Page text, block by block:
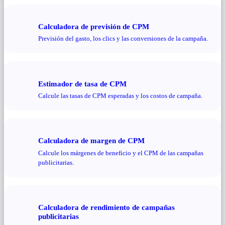
Calculadora de previsión de CPM
Previsión del gasto, los clics y las conversiones de la campaña.
Estimador de tasa de CPM
Calcule las tasas de CPM esperadas y los costos de campaña.
Calculadora de margen de CPM
Calcule los márgenes de beneficio y el CPM de las campañas
publicitarias.
Calculadora de rendimiento de campañas
publicitarias